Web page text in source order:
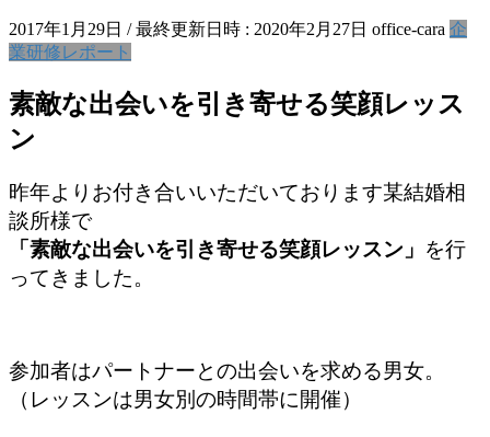
2017年1月29日 / 最終更新日時 : 2020年2月27日 office-cara 企
業研修レポート
素敵な出会いを引き寄せる笑顔レッス
ン
昨年よりお付き合いいただいております某結婚相
談所様で
「素敵な出会いを引き寄せる笑顔レッスン」 を行
ってきました。
参加者はパートナーとの出会いを求める男女。
（レッスンは男女別の時間帯に開催）